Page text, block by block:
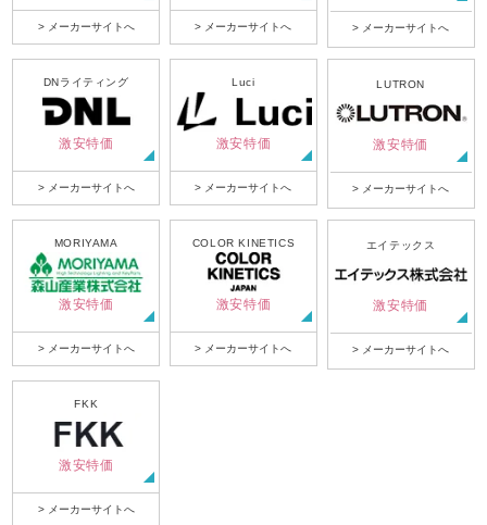
> メーカーサイトへ > メーカーサイトへ > メーカーサイトへ
DNライティング
激安特価
> メーカーサイトへ
Luci
激安特価
> メーカーサイトへ
LUTRON
激安特価
> メーカーサイトへ
MORIYAMA
激安特価
> メーカーサイトへ
COLOR KINETICS
激安特価
> メーカーサイトへ
エイテックス
激安特価
> メーカーサイトへ
FKK
激安特価
> メーカーサイトへ